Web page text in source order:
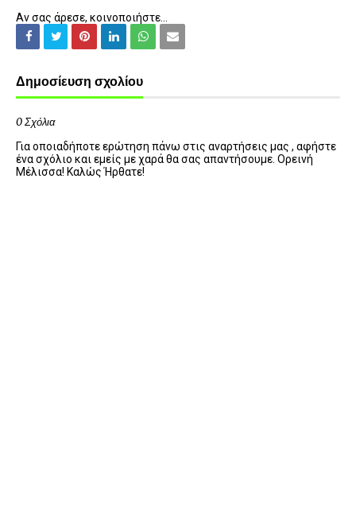
Αν σας άρεσε, κοινοποιήστε...
Δημοσίευση σχολίου
0 Σχόλια
Για οποιαδήποτε ερώτηση πάνω στις αναρτήσεις μας , αφήστε
ένα σχόλιο και εμείς με χαρά θα σας απαντήσουμε. Ορεινή
Μέλισσα! Καλώς Ήρθατε!